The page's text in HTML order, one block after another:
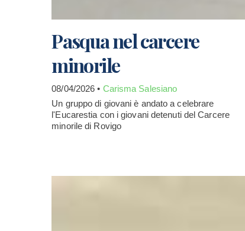
Pasqua nel carcere
minorile
08/04/2026 • Carisma Salesiano
Un gruppo di giovani è andato a celebrare
l'Eucarestia con i giovani detenuti del Carcere
minorile di Rovigo